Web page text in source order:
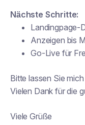
Nächste Schritte:
Landingpage-
Anzeigen bis
Go-Live für
Bitte lassen Sie
Vielen Dank für die
Viele Grüße